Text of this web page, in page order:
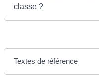
classe ?
Textes de référence